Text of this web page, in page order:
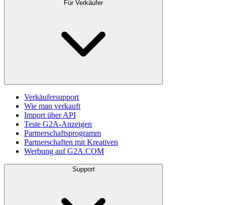
Für Verkäufer
Verkäufersupport
Wie man verkauft
Import über API
Teste G2A-Anzeigen
Partnerschaftsprogramm
Partnerschaften mit Kreativen
Werbung auf G2A.COM
Support